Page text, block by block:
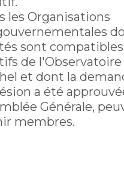
les Organisations
sont compatibles
de l'Observatoire
et dont la
a été
Générale,
membres.